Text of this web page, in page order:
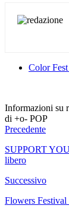
Color
Informazioni su
di +o- POP
Precedente
SUPPORT
libero
Successivo
Flowers